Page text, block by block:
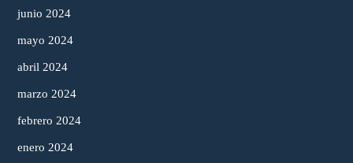
junio 2024
mayo 2024
abril 2024
marzo 2024
febrero 2024
enero 2024